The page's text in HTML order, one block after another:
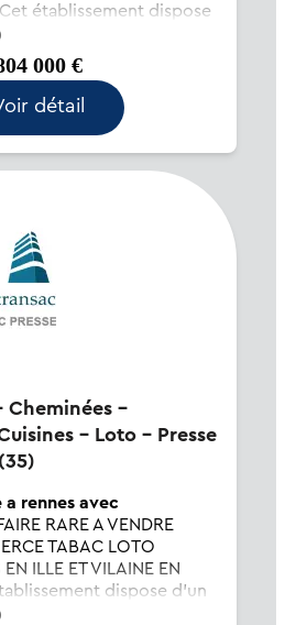
établissement dispose
et de 40 places en
potentiel à développer,...
000 €
détail
- Loto - Presse
rennes avec
RARE A VENDRE
TABAC LOTO
EN ILLE ET VILAINE EN
dispose d'un
d'une surface